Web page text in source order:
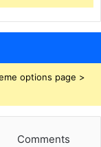
options page >
Comments